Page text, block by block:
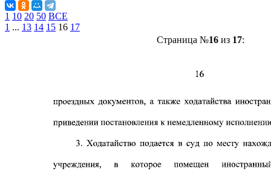
1 10 20 50 ВСЕ
1 ... 13 14 15 16 17
Страница №16из 17: